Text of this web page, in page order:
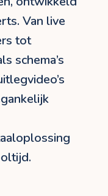
Van live
tot
schema’s